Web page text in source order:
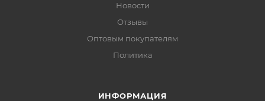
Новости
Отзывы
Оптовым покупателям
Политика
ИНФОРМАЦИЯ